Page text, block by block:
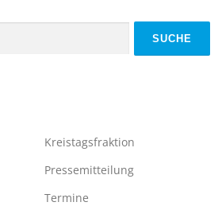
Kreistagsfraktion
Pressemitteilung
Termine